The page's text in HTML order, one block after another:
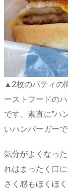
▲2枚のパティの
ーストフードの
です。素直に”ハ
いハンバーガーで
気分がよくなっ
れはまったく口
さく感もほくほ